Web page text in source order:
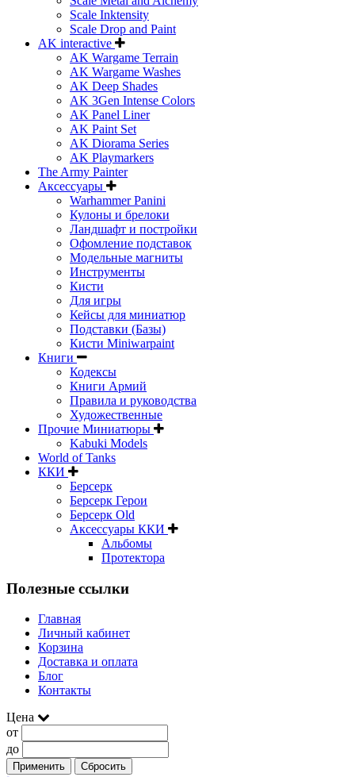
Scale Inktensity
Scale Drop and Paint
AK interactive
AK Wargame Terrain
AK Wargame Washes
AK Deep Shades
AK 3Gen Intense Colors
AK Panel Liner
AK Paint Set
AK Diorama Series
AK Playmarkers
The Army Painter
Аксессуары
Warhammer Panini
Кулоны и брелоки
Ландшафт и постройки
Офомление подставок
Модельные магниты
Инструменты
Кисти
Для игры
Кейсы для миниатюр
Подставки (Базы)
Кисти Miniwarpaint
Книги
Кодексы
Книги Армий
Правила и руководства
Художественные
Прочие Миниатюры
Kabuki Models
World of Tanks
ККИ
Берсерк
Берсерк Герои
Берсерк Old
Аксессуары ККИ
Альбомы
Протектора
Полезные ссылки
Главная
Личный кабинет
Корзина
Доставка и оплата
Блог
Контакты
Цена
от
до
Применить Сбросить